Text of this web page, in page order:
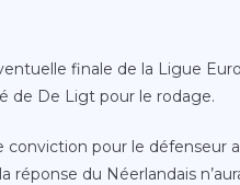
finale de la Ligue
de De Ligt pour le rodage.
pour le défenseur
réponse du Néerlandais